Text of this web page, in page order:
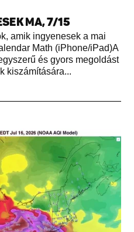
MA, 7/15
amik ingyenesek a mai
Math (iPhone/iPad)A
és gyors megoldást
kiszámítására...